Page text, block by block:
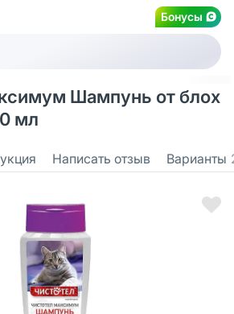
Бонусы
Шампунь от блох
мл
Написать отзыв Варианты